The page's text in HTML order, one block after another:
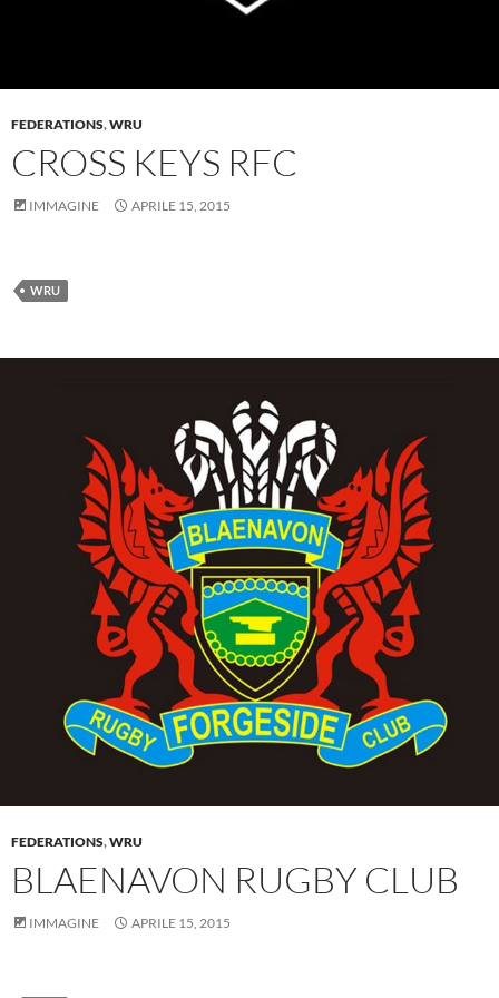
FEDERATIONS,WRU
CROSS KEYS RFC
IMMAGINE APRILE 15, 2015
WRU
FEDERATIONS,WRU
BLAENAVON RUGBY CLUB
IMMAGINE APRILE 15, 2015